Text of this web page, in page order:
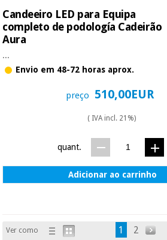
Candeeiro LED para Equipa
completo de podología Cadeirão
Aura
...
Envio em 48-72 horas aprox.
preço 510,00EUR
( IVA incl. 21%)
quant.
Adicionar ao carrinho
Ver como 1 2